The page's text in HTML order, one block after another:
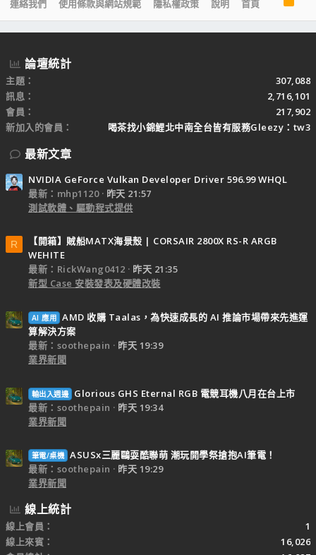
連絡我們
使用條款與網站規範 隱私權政策 說明 首頁
S
論壇統計
主題
307,088
訊息
2,716,101
會員
217,902
新加入的會員
喝茶找小錦鯉北中南全台皆有服務Gleezy：tw3
最新文章
NVIDIA GeForce Vulkan Developer Driver 596.99 WHQL
最新：mhp1120
昨天 21:57
測試軟體、驅動程式提供
R
【開箱】賊船MATX海景殼 | CORSAIR 2800X RS-R ARGB
WEHITE
最新：RickWang0412
昨天 21:35
新型 Case 安裝發表及硬體改裝
AI 應用 AMD 收購 Taalas，為快速成長的 AI 推論市場帶來先進運
算解決方案
最新：soothepain
昨天 19:39
業界新聞
輸出入週邊
Glorious GHS Eternal RGB 電競耳機八月在台上市
最新：soothepain
昨天 19:34
業界新聞
筆電/桌機 ASUSx三麗鷗耍酷聯萌 潮玩開學祭搶抱AI筆電！
最新：soothepain
昨天 19:29
業界新聞
線上統計
線上會員
1
線上來賓
16,026